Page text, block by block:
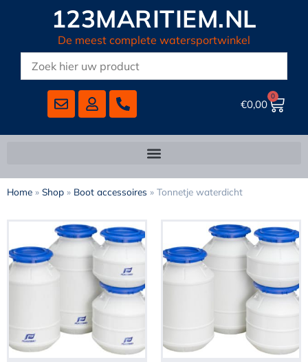
123MARITIEM.NL
De meest complete watersportwinkel
€0,00
0
Home » Shop » Boot accessoires » Tonnetje waterdicht